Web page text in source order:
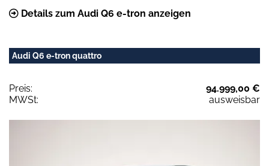
Details zum Audi Q6 e-tron anzeigen
Audi Q6 e-tron quattro
Preis:
94.999,00 €
MWSt:
ausweisbar